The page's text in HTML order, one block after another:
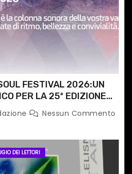
FESTIVAL 2026:UN
PER LA 25ª EDIZIONE
UNESCONessun Commento
DEI LETTORI